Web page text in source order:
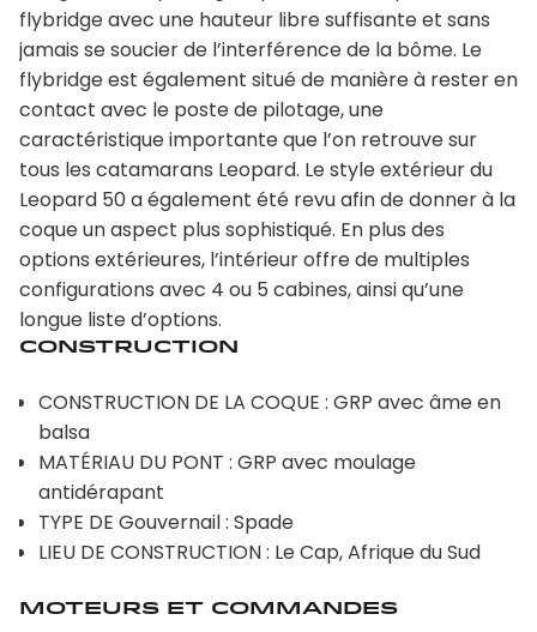
flybridge avec une hauteur libre suffisante et sans
jamais se soucier de l’interférence de la bôme. Le
flybridge est également situé de manière à rester en
contact avec le poste de pilotage, une
caractéristique importante que l’on retrouve sur
tous les catamarans Leopard. Le style extérieur du
Leopard 50 a également été revu afin de donner à la
coque un aspect plus sophistiqué. En plus des
options extérieures, l’intérieur offre de multiples
configurations avec 4 ou 5 cabines, ainsi qu’une
longue liste d’options.
Construction
CONSTRUCTION DE LA COQUE : GRP avec âme en
balsa
MATÉRIAU DU PONT : GRP avec moulage
antidérapant
TYPE DE Gouvernail : Spade
LIEU DE CONSTRUCTION : Le Cap, Afrique du Sud
MOTEURS ET COMMANDES